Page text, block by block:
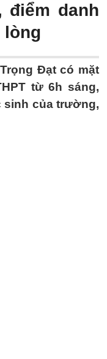
danh
lòng
Đạt có mặt
từ 6h sáng,
sinh của trường,